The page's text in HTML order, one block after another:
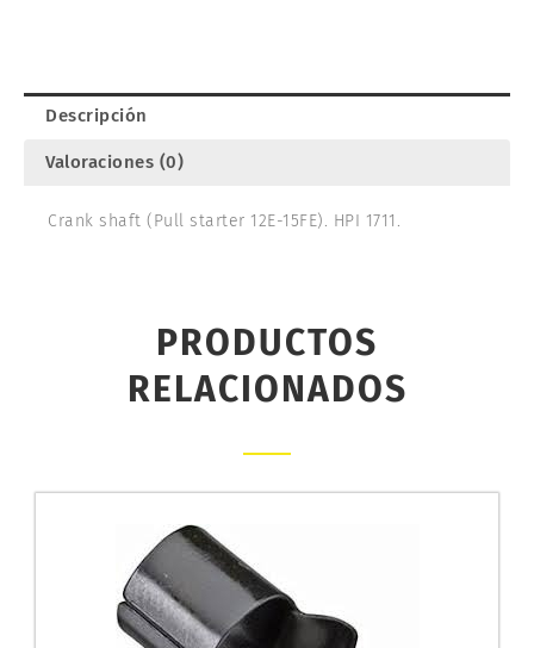
Descripción
Valoraciones (0)
Crank shaft (Pull starter 12E-15FE). HPI 1711.
PRODUCTOS
RELACIONADOS